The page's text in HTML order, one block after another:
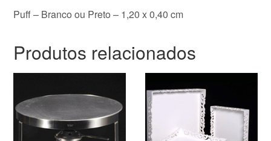
Puff – Branco ou Preto – 1,20 x 0,40 cm
Produtos relacionados